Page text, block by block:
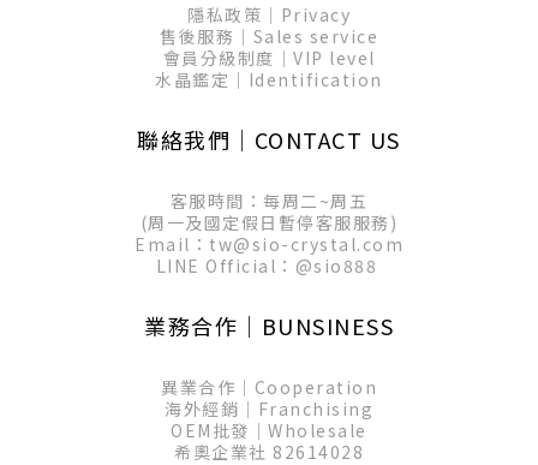
隱私政策│Privacy
售後服務│Sales service
會員分級制度│VIP level
水晶鑑定│Identification
聯絡我們│CONTACT US
客服時間：每周二~周五
(周一及國定假日暫停客服服務)
Email：tw@sio-crystal.com
LINE Official： @sio888
業務合作│BUNSINESS
異業合作│Cooperation
海外經銷│Franchising
OEM批發│Wholesale
希奧企業社 82614028